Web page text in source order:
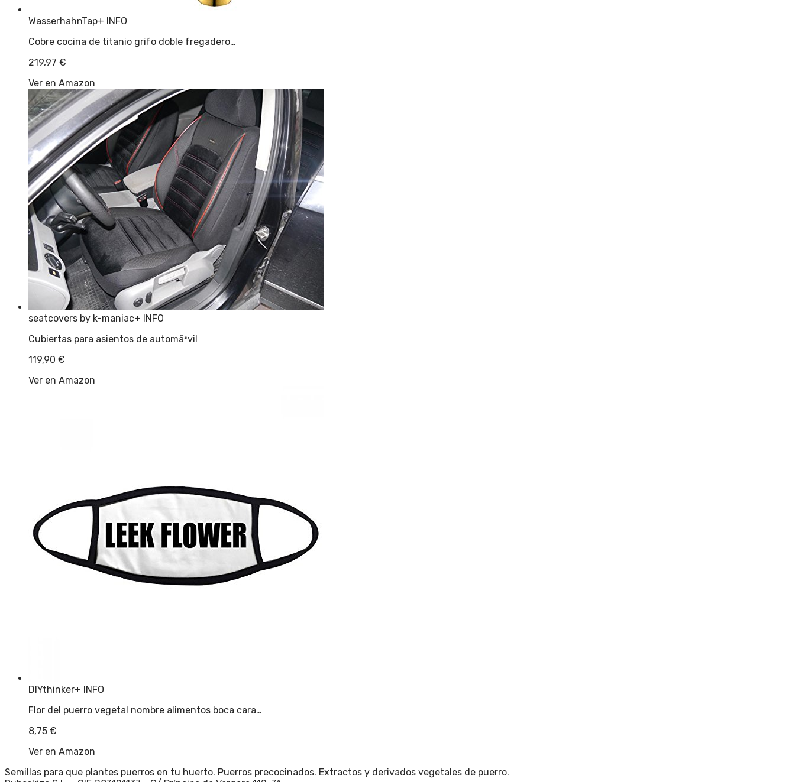
WasserhahnTap+ INFO
Cobre cocina de titanio grifo doble fregadero…
219,97 €
Ver en Amazon
seatcovers by k-maniac+ INFO
Cubiertas para asientos de automã³vil
119,90 €
Ver en Amazon
DIYthinker+ INFO
Flor del puerro vegetal nombre alimentos boca cara…
8,75 €
Ver en Amazon
Semillas para que plantes puerros en tu huerto. Puerros precocinados. Extractos y derivados vegetales de puerro.